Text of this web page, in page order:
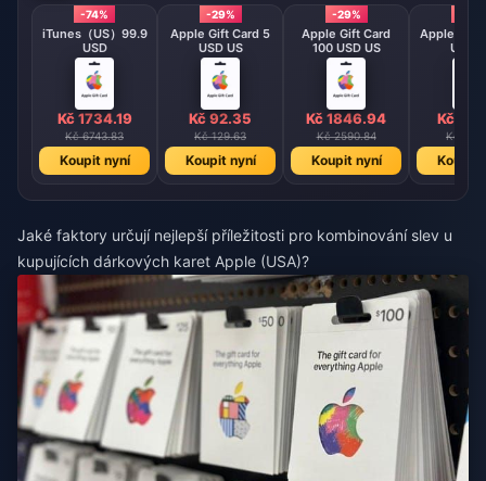
-74%
iTunes（US）99.9
USD
Kč 1734.19
Kč 6743.83
Koupit nyní
-29%
Apple Gift Card 5
USD US
Kč 92.35
Kč 129.63
Koupit nyní
-29%
Apple Gift Card
100 USD US
Kč 1846.94
Kč 2590.84
Koupit nyní
Apple Gift
USD
Kč
Kč
Koupit
Jaké faktory určují nejlepší příležitosti pro kombinování slev u
kupujících dárkových karet Apple (USA)?